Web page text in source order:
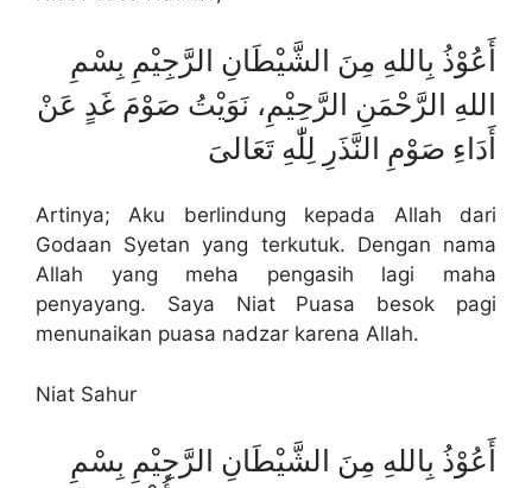
أَعُوْذُ بِاللهِ مِنَ الشَّيْطَانِ الرَّجِيْمِ بِسْمِ
اللهِ الرَّحْمَنِ الرَّحِيْمِ، نَوَيْتُ صَوْمَ غَدٍ عَنْ
أَدَاءِ صَوْمِ النَّذَرِ لِلّٰهِ تَعَالىَ
Artinya; Aku berlindung kepada Allah dari
Godaan Syetan yang terkutuk. Dengan nama
Allah yang meha pengasih lagi maha
penyayang. Saya Niat Puasa besok pagi
menunaikan puasa nadzar karena Allah.
Niat Sahur
أَعُوْذُ بِاللهِ مِنَ الشَّيْطَانِ الرَّجِيْمِ بِسْمِ